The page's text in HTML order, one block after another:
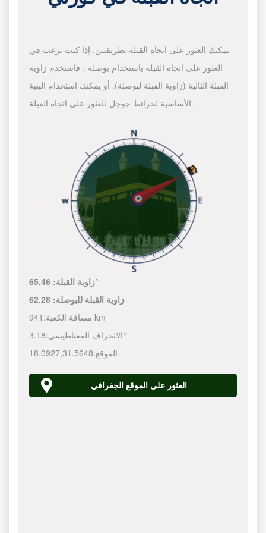
يمكنك العثور على اتجاه القبلة بطريقتين. إذا كنت ترغب في
العثور على اتجاه القبلة باستخدام بوصلة ، فاستخدم زاوية
القبلة التالية (زاوية القبلة لبوصلة). أو يمكنك استخدام البنية
الأساسية لخرائط جوجل للعثور على اتجاه القبلة.
زاوية القبلة:65.46°
زاوية القبلة للبوصلة: 62.28
مسافة الكعبة: 941 km
الانحراف المغناطيسي:3.18°
الموقع:
18.0927,31.5648
العثور على الموقع الجغرافي